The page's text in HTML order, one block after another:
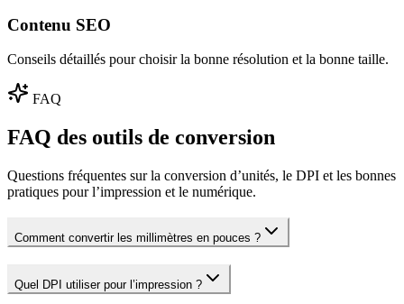
Contenu SEO
Conseils détaillés pour choisir la bonne résolution et la bonne taille.
FAQ
FAQ des outils de conversion
Questions fréquentes sur la conversion d’unités, le DPI et les bonnes
pratiques pour l’impression et le numérique.
Comment convertir les millimètres en pouces ?
Quel DPI utiliser pour l’impression ?